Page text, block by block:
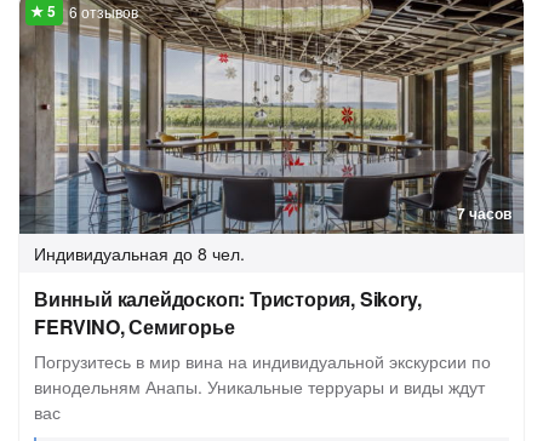
7 часов
6 отзывов
Индивидуальная до 8 чел.
Винный калейдоскоп: Тристория, Sikory,
FERVINO, Семигорье
Погрузитесь в мир вина на индивидуальной экскурсии по
винодельням Анапы. Уникальные терруары и виды ждут
вас